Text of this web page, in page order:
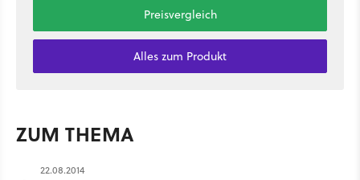
Preisvergleich
Alles zum Produkt
ZUM THEMA
22.08.2014